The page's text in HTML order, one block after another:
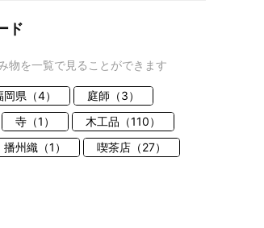
ド
物を一覧で見ることができます
岡県（4）
庭師（3）
寺（1）
木工品（110）
播州織（1）
喫茶店（27）